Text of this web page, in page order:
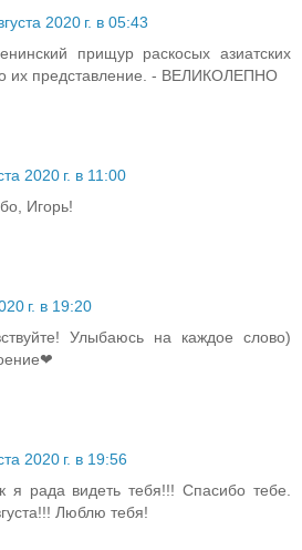
2020 г. в 05:43
прищур раскосых азиатских
их представление. - ВЕЛИКОЛЕПНО
2020 г. в 11:00
Игорь!
г. в 19:20
Улыбаюсь на каждое слово)
2020 г. в 19:56
я рада видеть тебя!!! Спасибо тебе.
Люблю тебя!